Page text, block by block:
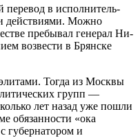
перевод в исполнитель­
действиями. Можно
пребывал генерал Ни­
возвести в Брянске
Тогда из Мо­сквы
групп —
лет назад уже пошли
обязанности «ока
губернатором и